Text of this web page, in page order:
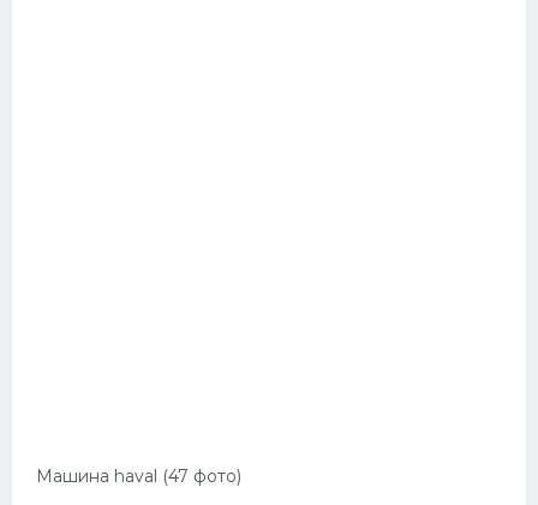
Машина haval (47 фото)